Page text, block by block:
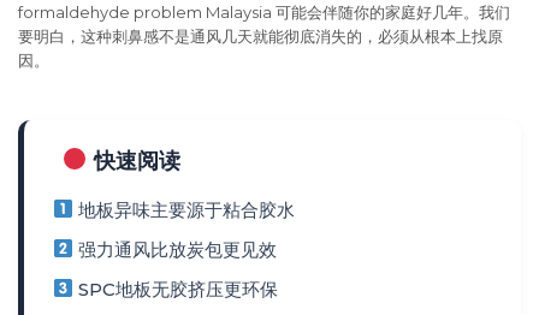
formaldehyde problem Malaysia 可能会伴随你的家庭好几年。我们
要明白，这种刺鼻感不是通风几天就能彻底消失的，必须从根本上找原
因。
快速阅读
地板异味主要源于粘合胶水
强力通风比放炭包更见效
SPC地板无胶挤压更环保